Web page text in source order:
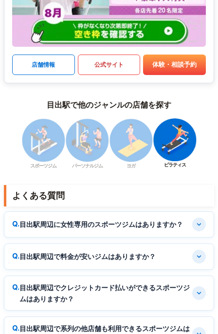
店舗情報 公式サイト 体験・相談予約
目出駅で他のジャンルの店舗を探す
スポーツジム パーソナルジム ヨガ ピラティス
よくある質問
目出駅周辺に女性専用のスポーツジムはありますか？
目出駅周辺で料金が安いジムはありますか？
目出駅周辺でクレジットカード払いができるスポーツジ
ムはありますか？
目出駅周辺で系列の他店舗も利用できるスポーツジムは